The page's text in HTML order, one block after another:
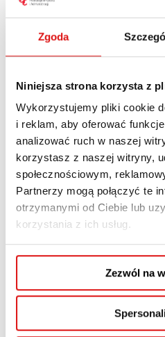
Zgoda
Niniejsza strona korzysta z
Wykorzystujemy pliki cookie
i reklam, aby oferować
analizować ruch w naszej
korzystasz z naszej witryny,
społecznościowym,
Partnerzy mogą połączyć te
otrzymanymi od Ciebie lub
korzystania z ich usług.
Zezwól na
kształcenia
–
doskonalenie
Aby uzyskać pozytywną
spełnić większość
wysokim poziomie, a w
wyróżniającej – nawet w
ponadprzeciętnym.
Nasze
akredytacją
W ostatnim czasie aż
prowadzonych w WSPA
przez wymagający
i otrzymały akredytację